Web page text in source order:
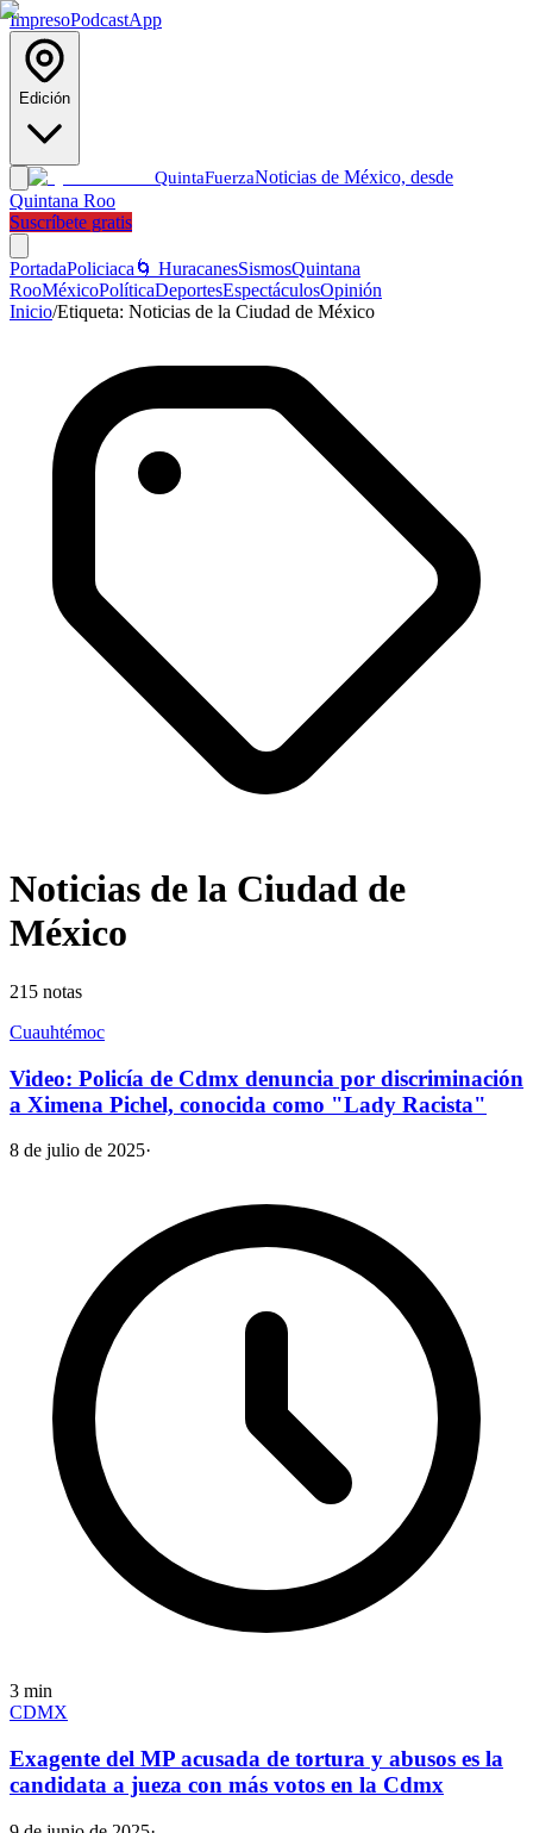
ImpresoPodcastApp
Edición
QuintaFuerzaNoticias de México, desde
Quintana Roo
Suscríbete gratis
PortadaPoliciaca 🌀 HuracanesSismosQuintana
RooMéxicoPolíticaDeportesEspectáculosOpinión
Inicio/Etiqueta: Noticias de la Ciudad de México
Noticias de la Ciudad de
México
215 notas
Cuauhtémoc
Video: Policía de Cdmx denuncia por discriminación
a Ximena Pichel, conocida como "Lady Racista"
8 de julio de 2025·
3 min
CDMX
Exagente del MP acusada de tortura y abusos es la
candidata a jueza con más votos en la Cdmx